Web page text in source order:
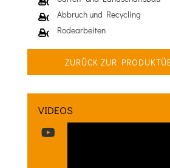
Abbruch und Recycling
Rodearbeiten
ZURÜCK ZUR
VIDEOS